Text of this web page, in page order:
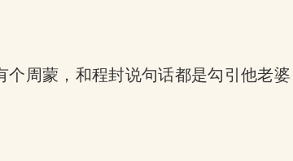
周蒙，和程封说句话都是勾引他老